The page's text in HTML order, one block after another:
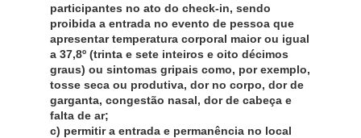
participantes no ato do check-in, sendo
proibida a entrada no evento de pessoa que
apresentar temperatura corporal maior ou igual
a 37,8º (trinta e sete inteiros e oito décimos
graus) ou sintomas gripais como, por exemplo,
tosse seca ou produtiva, dor no corpo, dor de
garganta, congestão nasal, dor de cabeça e
falta de ar;
c) permitir a entrada e permanência no local